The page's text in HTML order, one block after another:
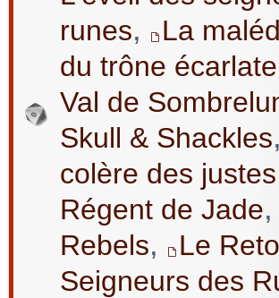
runes,
La
du trône écarlate
Val de
Skull & Shackles,
colère des justes
Régent de Jade,
Rebels,
Le
Seigneurs des